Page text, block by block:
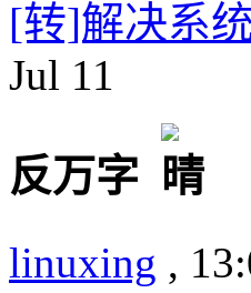
[转]解决系
Jul 11
反万字
linuxing ,